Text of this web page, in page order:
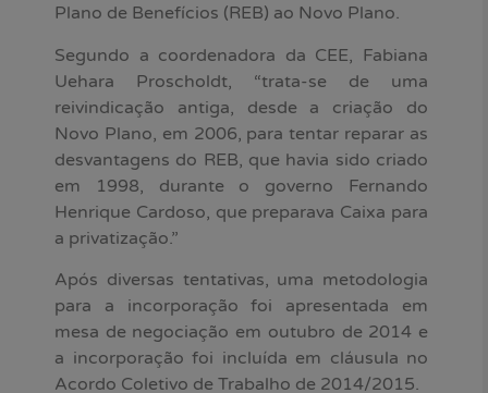
Plano de Benefícios (REB) ao Novo Plano.
Segundo a coordenadora da CEE, Fabiana
Uehara Proscholdt, “trata-se de uma
reivindicação antiga, desde a criação do
Novo Plano, em 2006, para tentar reparar as
desvantagens do REB, que havia sido criado
em 1998, durante o governo Fernando
Henrique Cardoso, que preparava Caixa para
a privatização.”
Após diversas tentativas, uma metodologia
para a incorporação foi apresentada em
mesa de negociação em outubro de 2014 e
a incorporação foi incluída em cláusula no
Acordo Coletivo de Trabalho de 2014/2015.